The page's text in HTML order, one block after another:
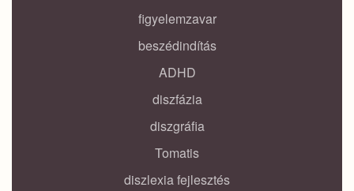
figyelemzavar
beszédindítás
ADHD
diszfázia
diszgráfia
Tomatis
diszlexia fejlesztés